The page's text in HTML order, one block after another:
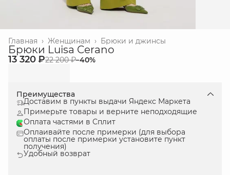
Брюки и джинсы
Женщинам ›
Главная ›
Брюки Luisa Cerano
13 320 ₽22 200 ₽−40%
Преимущества
Доставим в пункты выдачи Яндекс Маркета
Примерьте товары и верните неподходящие
Оплата частями в Сплит
Оплаивайте после примерки (для выбора
оплаты после примерки установите пункт
получения)
Удобный возврат